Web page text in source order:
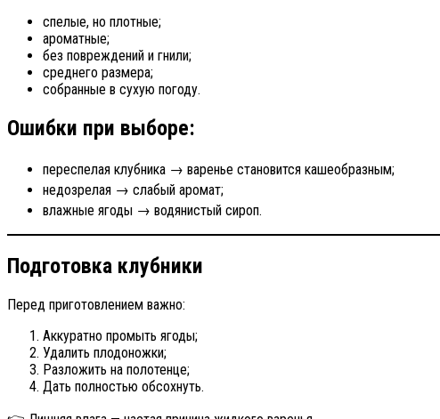
спелые, но плотные;
ароматные;
без повреждений и гнили;
среднего размера;
собранные в сухую погоду.
Ошибки при выборе:
переспелая клубника → варенье становится кашеобразным;
недозрелая → слабый аромат;
влажные ягоды → водянистый сироп.
Подготовка клубники
Перед приготовлением важно:
Аккуратно промыть ягоды;
Удалить плодоножки;
Разложить на полотенце;
Дать полностью обсохнуть.